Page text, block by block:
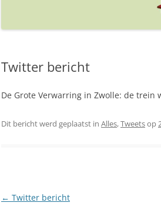
Twitter bericht
De Grote Verwarring in Zwolle: de trein
Dit bericht werd geplaatst in Alles,Tweetsop
Berichtnavigatie
← Twitter bericht